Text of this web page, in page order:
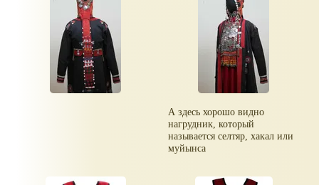
А здесь хорошо видно
нагрудник, который
называется селтяр, хакал или
муйынса